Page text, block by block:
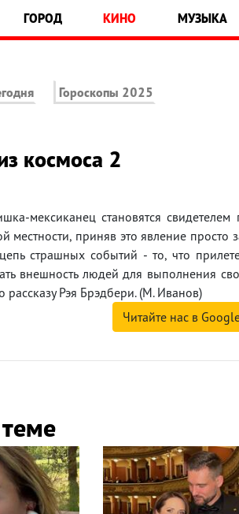
ГОРОД КИНО МУЗЫКА
Гороскопы 2025
космоса 2
мексиканец становятся
местности, приняв это явление просто
страшных событий - то, что
внешность людей для выполнения
рассказу Рэя Брэдбери. (М. Иванов)
Читайте нас в